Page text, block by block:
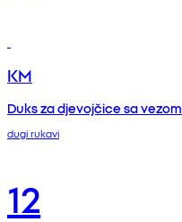
KM
Duks za djevojčice sa vezom
dugi rukavi
12